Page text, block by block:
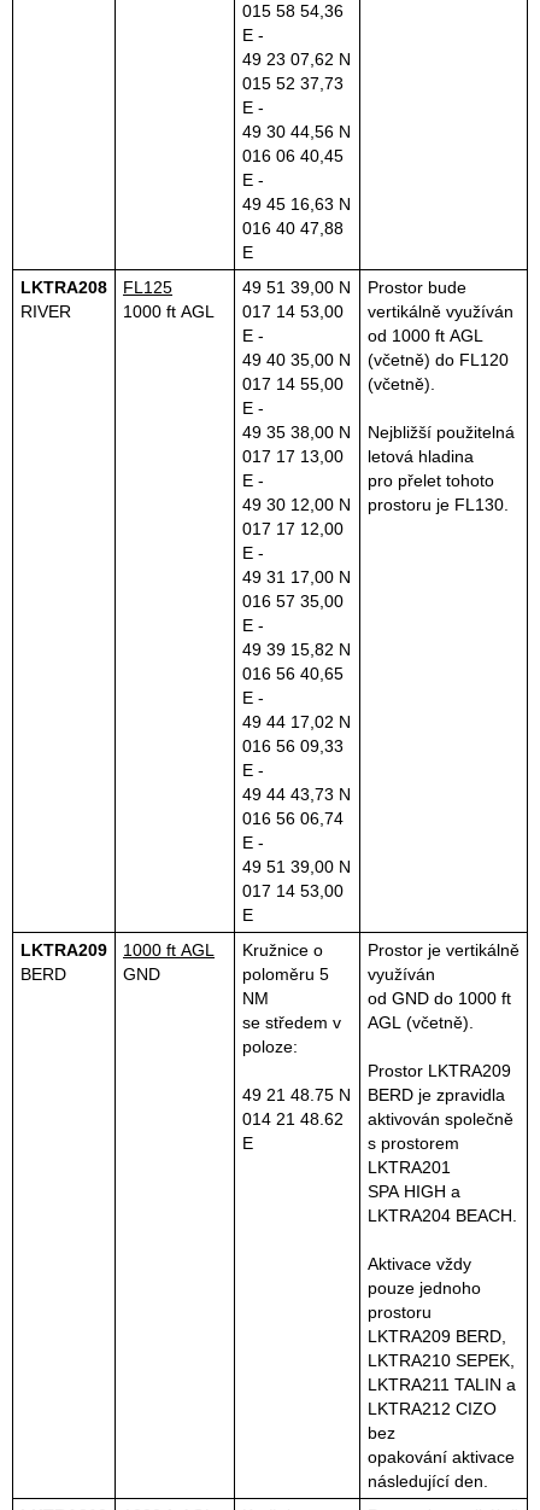
015 58 54,36
E -
49 23 07,62 N
015 52 37,73
E -
49 30 44,56 N
016 06 40,45
E -
49 45 16,63 N
016 40 47,88
E
LKTRA208
RIVER
FL125
1000 ft AGL
49 51 39,00 N
017 14 53,00
E -
49 40 35,00 N
017 14 55,00
E -
49 35 38,00 N
017 17 13,00
E -
49 30 12,00 N
017 17 12,00
E -
49 31 17,00 N
016 57 35,00
E -
49 39 15,82 N
016 56 40,65
E -
49 44 17,02 N
016 56 09,33
E -
49 44 43,73 N
016 56 06,74
E -
49 51 39,00 N
017 14 53,00
E
Prostor bude
vertikálně využíván
od 1000 ft AGL
(včetně) do FL120
(včetně).
Nejbližší použitelná
letová hladina
pro přelet tohoto
prostoru je FL130.
LKTRA209
BERD
1000 ft AGL
GND
Kružnice o
poloměru 5
NM
se středem v
poloze:
49 21 48.75 N
014 21 48.62
E
Prostor je vertikálně
využíván
od GND do 1000 ft
AGL (včetně).
Prostor LKTRA209
BERD je zpravidla
aktivován společně
s prostorem
LKTRA201
SPA HIGH a
LKTRA204 BEACH.
Aktivace vždy
pouze jednoho
prostoru
LKTRA209 BERD,
LKTRA210 SEPEK,
LKTRA211 TALIN a
LKTRA212 CIZO
bez
opakování aktivace
následující den.